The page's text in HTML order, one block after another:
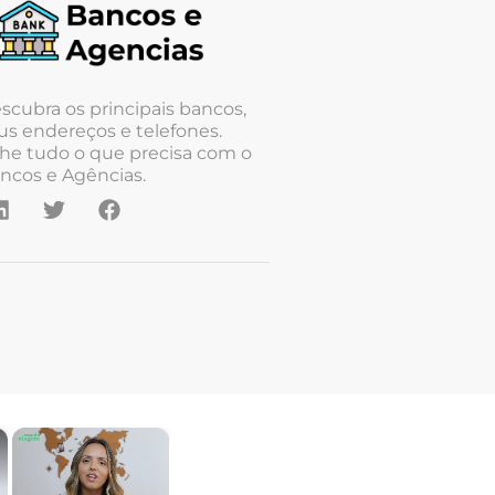
os principais bancos,
endereços e telefones.
tudo o que precisa com o
e Agências.
×